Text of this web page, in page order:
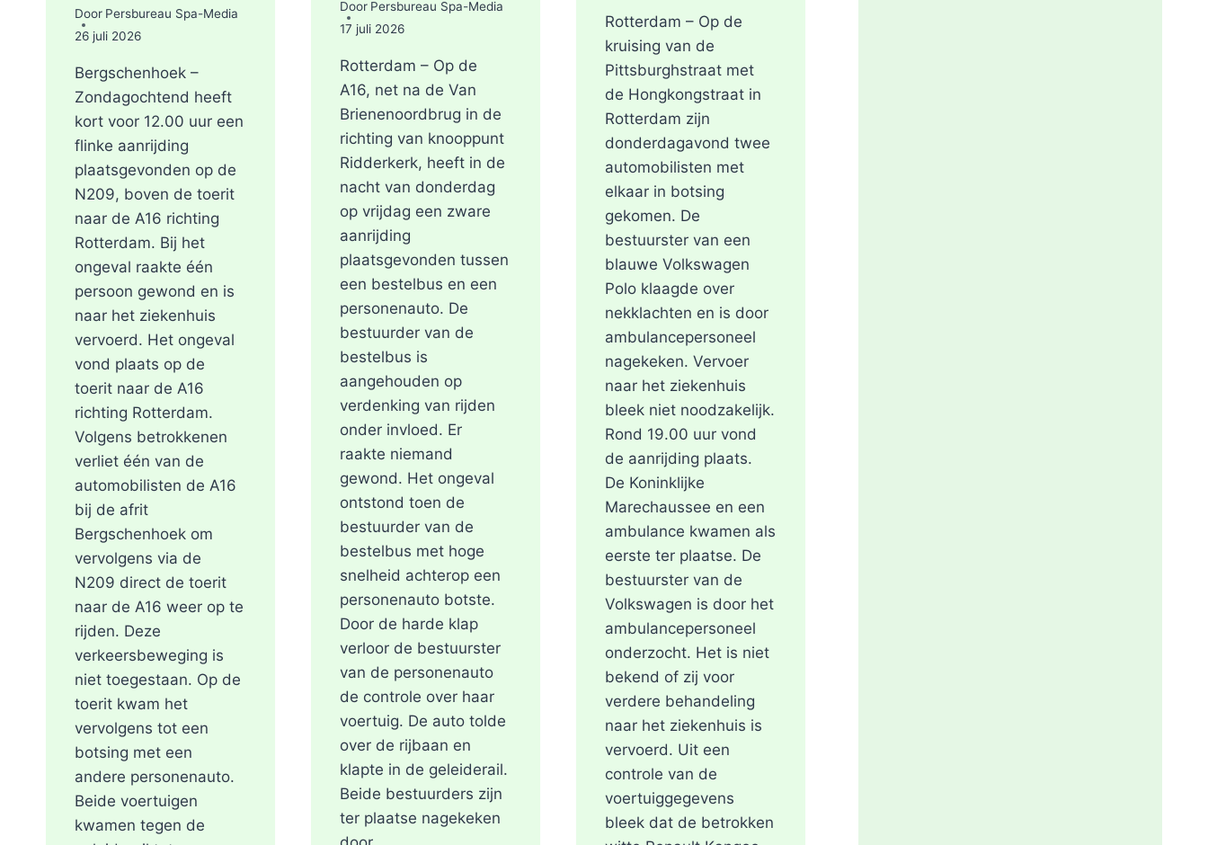
Door Persbureau Spa-Media
26 juli 2026
Bergschenhoek –
Zondagochtend heeft
kort voor 12.00 uur een
flinke aanrijding
plaatsgevonden op de
N209, boven de toerit
naar de A16 richting
Rotterdam. Bij het
ongeval raakte één
persoon gewond en is
naar het ziekenhuis
vervoerd. Het ongeval
vond plaats op de
toerit naar de A16
richting Rotterdam.
Volgens betrokkenen
verliet één van de
automobilisten de A16
bij de afrit
Bergschenhoek om
vervolgens via de
N209 direct de toerit
naar de A16 weer op te
rijden. Deze
verkeersbeweging is
niet toegestaan. Op de
toerit kwam het
vervolgens tot een
botsing met een
andere personenauto.
Beide voertuigen
kwamen tegen de
Door Persbureau Spa-Media
17 juli 2026
Rotterdam – Op de
A16, net na de Van
Brienenoordbrug in de
richting van knooppunt
Ridderkerk, heeft in de
nacht van donderdag
op vrijdag een zware
aanrijding
plaatsgevonden tussen
een bestelbus en een
personenauto. De
bestuurder van de
bestelbus is
aangehouden op
verdenking van rijden
onder invloed. Er
raakte niemand
gewond. Het ongeval
ontstond toen de
bestuurder van de
bestelbus met hoge
snelheid achterop een
personenauto botste.
Door de harde klap
verloor de bestuurster
van de personenauto
de controle over haar
voertuig. De auto tolde
over de rijbaan en
klapte in de geleiderail.
Beide bestuurders zijn
ter plaatse nagekeken
Rotterdam – Op de
kruising van de
Pittsburghstraat met
de Hongkongstraat in
Rotterdam zijn
donderdagavond twee
automobilisten met
elkaar in botsing
gekomen. De
bestuurster van een
blauwe Volkswagen
Polo klaagde over
nekklachten en is door
ambulancepersoneel
nagekeken. Vervoer
naar het ziekenhuis
bleek niet noodzakelijk.
Rond 19.00 uur vond
de aanrijding plaats.
De Koninklijke
Marechaussee en een
ambulance kwamen als
eerste ter plaatse. De
bestuurster van de
Volkswagen is door het
ambulancepersoneel
onderzocht. Het is niet
bekend of zij voor
verdere behandeling
naar het ziekenhuis is
vervoerd. Uit een
controle van de
voertuiggegevens
bleek dat de betrokken